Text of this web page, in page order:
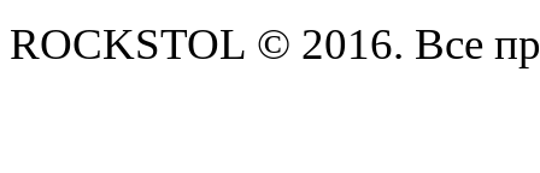
ROCKSTOL © 2016. Все